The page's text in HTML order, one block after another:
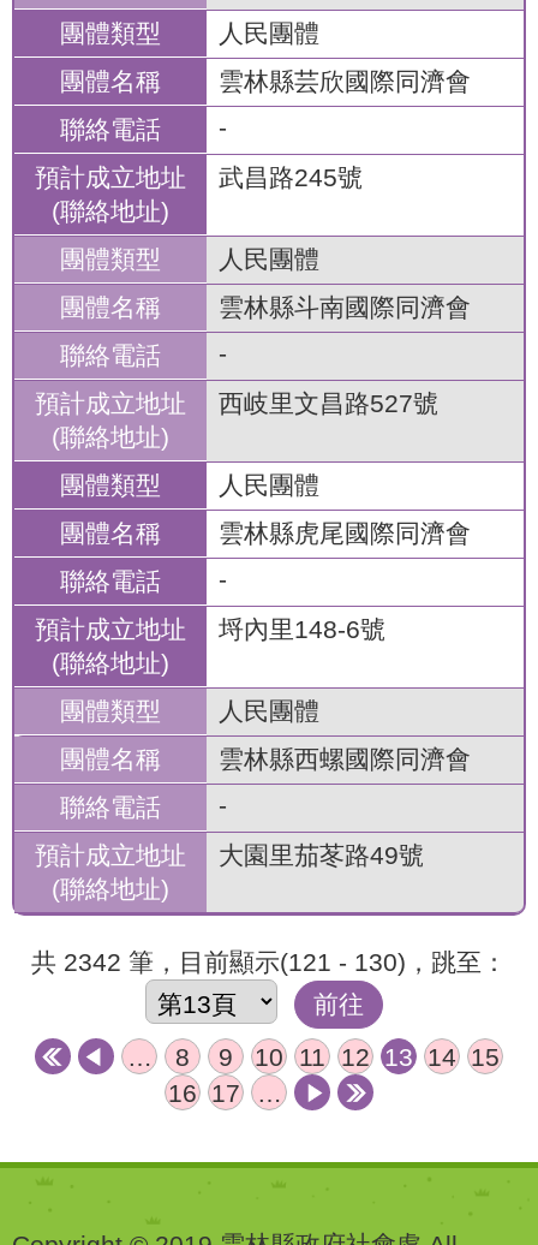
人民團體
雲林縣芸欣國際同濟會
-
武昌路245號
人民團體
雲林縣斗南國際同濟會
-
西岐里文昌路527號
人民團體
雲林縣虎尾國際同濟會
-
埒內里148-6號
人民團體
雲林縣西螺國際同濟會
-
大園里茄苳路49號
共 2342 筆，目前顯示(121 - 130)，跳至：
前往
…
8 9 10 11 12 13 14 15
16 17 …